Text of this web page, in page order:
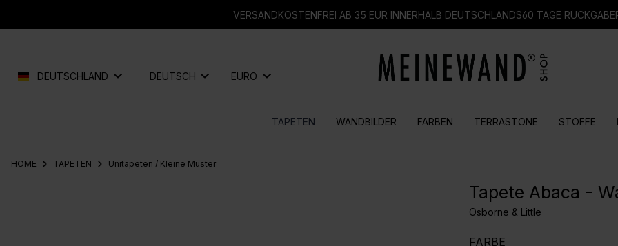
VERSANDKOSTENFREI AB 35 EUR INNERHALB DEUTSCHLANDS60 TAGE
DEUTSCHLAND DEUTSCH EURO
TAPETEN WANDBILDER FARBEN TERRASTONE STOFFE
HOME TAPETEN Unitapeten / Kleine Muster
Tapete Abaca -
Osborne & Little
FARBEAUSWÄHLEN